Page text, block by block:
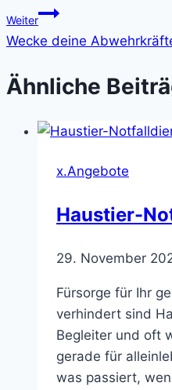
Weiter
Wecke deine
Ähnliche
x.Angebote
Haustier-
29. November
Fürsorge für Ihr
verhindert sind
Begleiter und oft
gerade für
was passiert,